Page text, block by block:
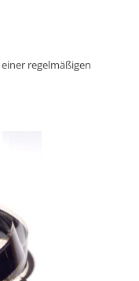
regelmäßigen